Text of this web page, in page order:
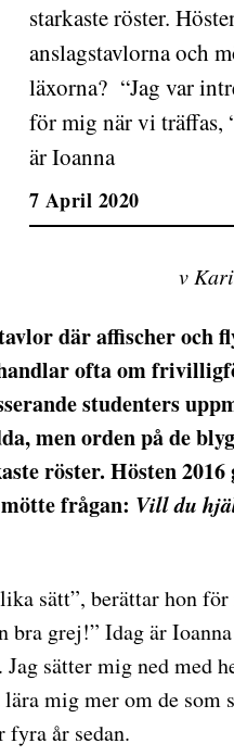
starkaste röster.
anslagstavlorna och
läxorna? “Jag var
för mig när vi träffas,
är Ioanna
7 April 2020
v
där affischer och
ofta om
studenters
men orden på de
röster. Hösten
frågan: Vill du
sätt”, berättar hon
bra grej!” Idag är
sätter mig ned med
mig mer om de som
år sedan.